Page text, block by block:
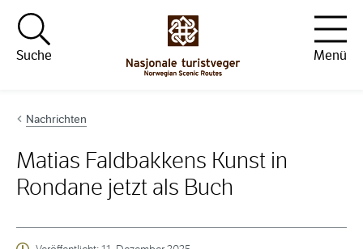
Hopp til innhold
Suche
Menü
Nachrichten
Matias Faldbakkens Kunst in
Rondane jetzt als Buch